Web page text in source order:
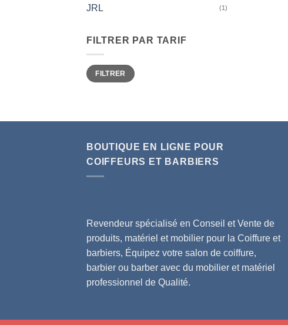
JRL (1)
FILTRER PAR TARIF
Prix
min
Prix
maxFILTRER
BOUTIQUE EN LIGNE POUR
COIFFEURS ET BARBIERS
Revendeur spécialisé en Conseil et Vente de
produits, matériel et mobilier pour la Coiffure et
barbiers, Équipez votre salon de coiffure,
barbier ou barber avec du mobilier et matériel
professionnel de Qualité.